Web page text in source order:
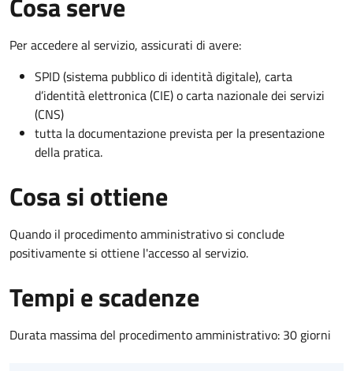
Per accedere al servizio, assicurati di avere:
SPID (sistema pubblico di identità digitale), carta
d’identità elettronica (CIE) o carta nazionale dei servizi
(CNS)
tutta la documentazione prevista per la presentazione
della pratica.
Cosa si ottiene
Quando il procedimento amministrativo si conclude
positivamente si ottiene l'accesso al servizio.
Tempi e scadenze
Durata massima del procedimento amministrativo: 30 giorni